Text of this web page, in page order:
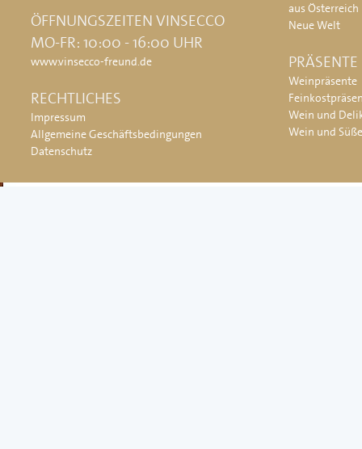
ÖFFNUNGSZEITEN VINSECCO
MO-FR: 10:00 - 16:00 UHR
www.vinsecco-freund.de
RECHTLICHES
Impressum
Allgemeine Geschäftsbedingungen
Datenschutz
aus Österreich
Neue Welt
PRÄSENTE
Weinpräsente
Wein und
Wein und